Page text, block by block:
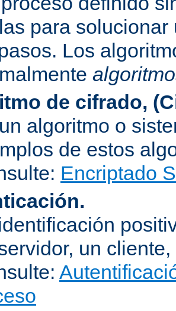
para
Los
de cifrado,
algoritmo o
de estos
Encriptado
un